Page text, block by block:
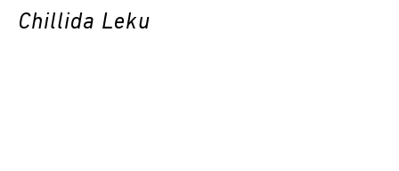
Chillida Leku